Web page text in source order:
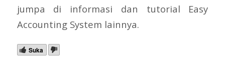
jumpa di informasi dan tutorial Easy
Accounting System lainnya.
Suka